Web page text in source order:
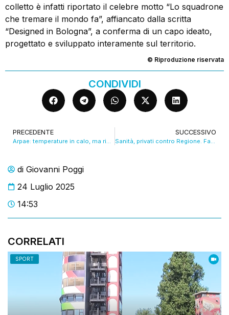
di Giovanni Poggi
24 Luglio 2025
14:53
CORRELATI
SPORT
colletto è infatti riportato il celebre motto “Lo squadrone
che tremare il mondo fa”, affiancato dalla scritta
“Designed in Bologna”, a conferma di un capo ideato,
progettato e sviluppato interamente sul territorio.
© Riproduzione riservata
CONDIVIDI
PRECEDENTE
Arpae: temperature in calo, ma rischio temporali. VIDEO
SUCCESSIVO
Sanità, privati contro Regione. Fabi: “Dobbiamo proteggere quella pubblica”. VIDEO